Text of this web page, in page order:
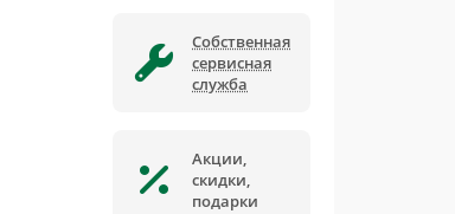
Собственная
сервисная
служба
Акции,
скидки,
подарки